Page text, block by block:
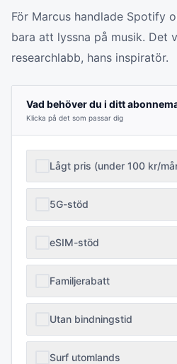
För Marcus handlade Spotify
bara att lyssna på musik. Det
researchlabb, hans inspiratör.
Vad behöver du i ditt
Klicka på det som passar dig
Lågt pris (under 100 kr/
5G-stöd
eSIM-stöd
Familjerabatt
Utan bindningstid
Surf utomlands